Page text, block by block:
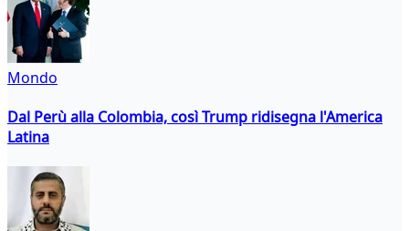
Mondo
Dal Perù alla Colombia, così Trump ridisegna l'America
Latina